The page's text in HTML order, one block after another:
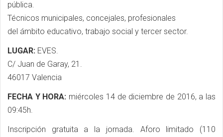
pública.
Técnicos municipales, concejales, profesionales
del ámbito educativo, trabajo social y tercer sector.
LUGAR: EVES.
C/ Juan de Garay, 21.
46017 Valencia
FECHA Y HORA: miércoles 14 de diciembre de 2016, a las
09:45h.
Inscripción gratuita a la jornada. Aforo limitado (110